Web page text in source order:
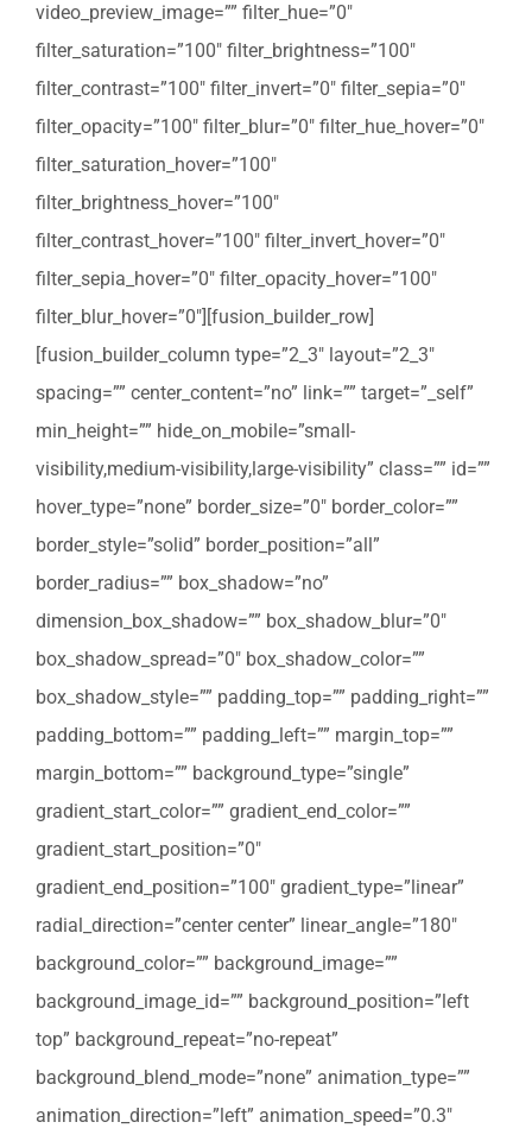
video_preview_image=”” filter_hue=”0″
filter_saturation=”100″ filter_brightness=”100″
filter_contrast=”100″ filter_invert=”0″ filter_sepia=”0″
filter_opacity=”100″ filter_blur=”0″ filter_hue_hover=”0″
filter_saturation_hover=”100″
filter_brightness_hover=”100″
filter_contrast_hover=”100″ filter_invert_hover=”0″
filter_sepia_hover=”0″ filter_opacity_hover=”100″
filter_blur_hover=”0″][fusion_builder_row]
[fusion_builder_column type=”2_3″ layout=”2_3″
spacing=”” center_content=”no” link=”” target=”_self”
min_height=”” hide_on_mobile=”small-
visibility,medium-visibility,large-visibility” class=”” id=””
hover_type=”none” border_size=”0″ border_color=””
border_style=”solid” border_position=”all”
border_radius=”” box_shadow=”no”
dimension_box_shadow=”” box_shadow_blur=”0″
box_shadow_spread=”0″ box_shadow_color=””
box_shadow_style=”” padding_top=”” padding_right=””
padding_bottom=”” padding_left=”” margin_top=””
margin_bottom=”” background_type=”single”
gradient_start_color=”” gradient_end_color=””
gradient_start_position=”0″
gradient_end_position=”100″ gradient_type=”linear”
radial_direction=”center center” linear_angle=”180″
background_color=”” background_image=””
background_image_id=”” background_position=”left
top” background_repeat=”no-repeat”
background_blend_mode=”none” animation_type=””
animation_direction=”left” animation_speed=”0.3″